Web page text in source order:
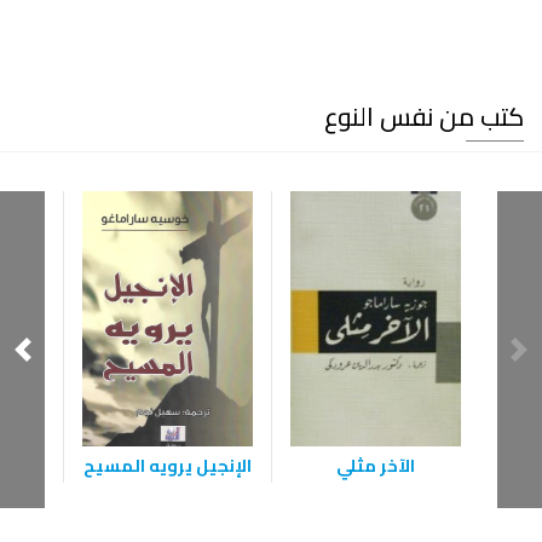
كتب من نفس النوع
الآخر مثلي الإنجيل يرويه المسيح